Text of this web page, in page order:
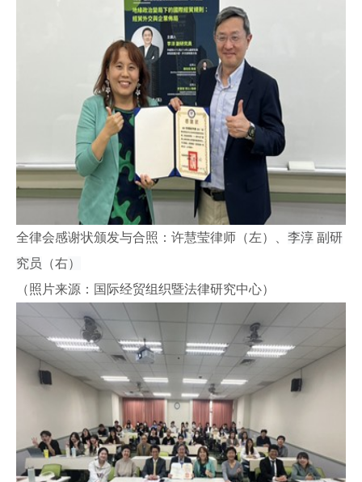
全律会感谢状颁发与合照：许慧莹律师（左）、 李淳 副研
究员
（右）
（照片来源：国际经贸组织暨法律研究中心）